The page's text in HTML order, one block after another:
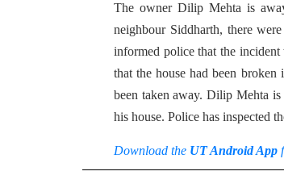
The owner Dilip Mehta is
neighbour Siddharth, there
informed police that the incident
that the house had been
been taken away. Dilip Mehta
his house. Police has inspected
Download the UT Android App